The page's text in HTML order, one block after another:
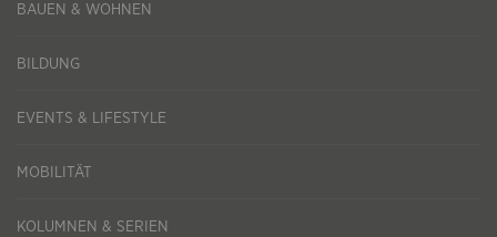
BAUEN & WOHNEN
BILDUNG
EVENTS & LIFESTYLE
MOBILITÄT
KOLUMNEN & SERIEN